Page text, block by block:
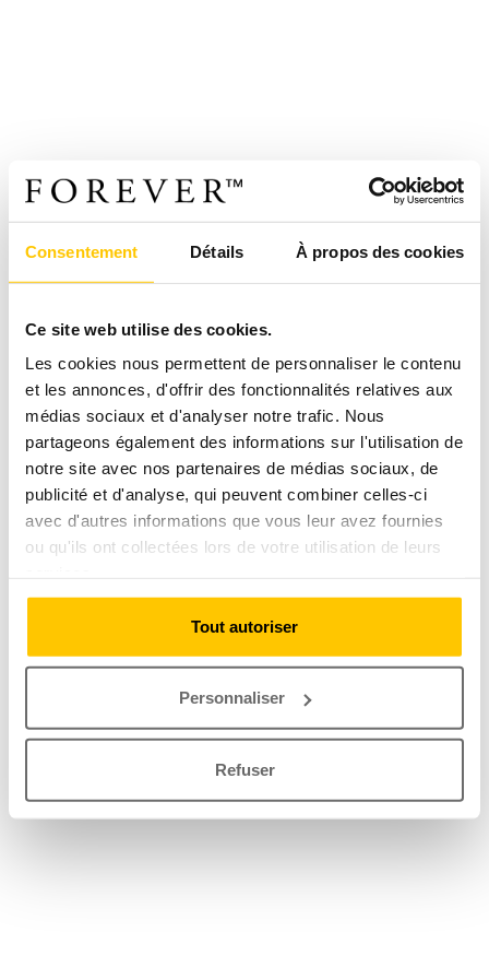
Consentement Détails À propos des cookies
Ce site web utilise des cookies.
Les cookies nous permettent de personnaliser le contenu
et les annonces, d'offrir des fonctionnalités relatives aux
médias sociaux et d'analyser notre trafic. Nous
partageons également des informations sur l'utilisation de
notre site avec nos partenaires de médias sociaux, de
publicité et d'analyse, qui peuvent combiner celles-ci
avec d'autres informations que vous leur avez fournies
ou qu'ils ont collectées lors de votre utilisation de leurs
Tout autoriser
Personnaliser
Refuser